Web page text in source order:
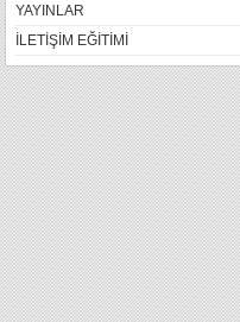
YAYINLAR
İLETİŞİM EĞİTİMİ